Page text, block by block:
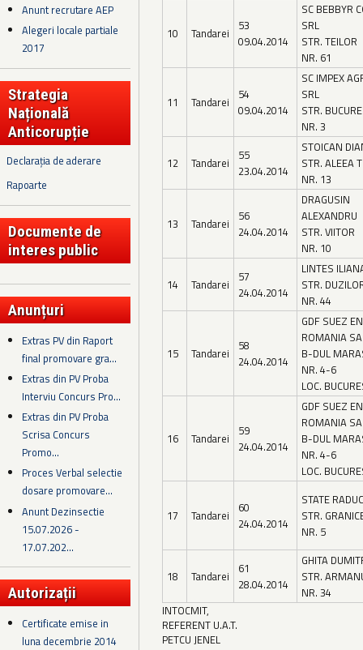
Anunt recrutare AEP
Alegeri locale partiale
2017
Strategia
Națională
Anticorupție
Declarația de aderare
Rapoarte
Documente de
interes public
Anunțuri
Extras PV din Raport
final promovare gra...
Extras din PV Proba
Interviu Concurs Pro...
Extras din PV Proba
Scrisa Concurs
Promo...
Proces Verbal selectie
dosare promovare...
Anunt Dezinsectie
15.07.2026 -
17.07.202...
Autorizații
Certificate emise in
luna decembrie 2014
10 Tandarei
53
09.04.2014
SC BEBBYR
SRL
STR. TEILOR
NR. 61
11 Tandarei
54
09.04.2014
SC IMPEX
SRL
STR.
NR. 3
12 Tandarei
55
23.04.2014
STOICAN
STR. ALEEA
NR. 13
13 Tandarei
56
24.04.2014
DRAGUSIN
ALEXANDRU
STR. VIITOR
NR. 10
14 Tandarei
57
24.04.2014
LINTES
STR.
NR. 44
15 Tandarei
58
24.04.2014
GDF SUEZ
ROMANIA SA
B-DUL
NR. 4-6
LOC.
16 Tandarei
59
24.04.2014
GDF SUEZ
ROMANIA SA
B-DUL
NR. 4-6
LOC.
17 Tandarei
60
24.04.2014
STATE
STR.
NR. 5
18 Tandarei
61
28.04.2014
GHITA
STR.
NR. 34
INTOCMIT,
REFERENT U.A.T.
PETCU JENEL